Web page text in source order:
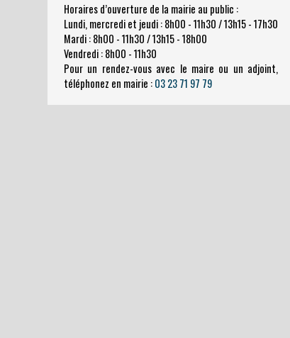
Horaires d’ouverture de la mairie au public :
Lundi, mercredi et jeudi : 8h00 - 11h30 / 13h15 - 17h30
Mardi : 8h00 - 11h30 / 13h15 - 18h00
Vendredi : 8h00 - 11h30
Pour un rendez-vous avec le maire ou un adjoint,
téléphonez en mairie :03 23 71 97 79